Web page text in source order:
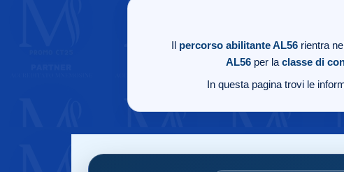
Il percorso abilitante AL56 rientra
AL56 per la classe di
In questa pagina trovi le